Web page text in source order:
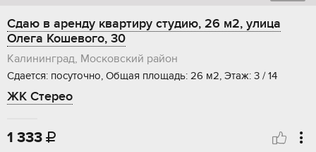
Сдаю в аренду квартиру студию, 26 м2, улица
Олега Кошевого, 30
Калининград, Московский район
Сдается: посуточно, Общая площадь: 26 м2, Этаж: 3 / 14
ЖК Стерео
1 333 